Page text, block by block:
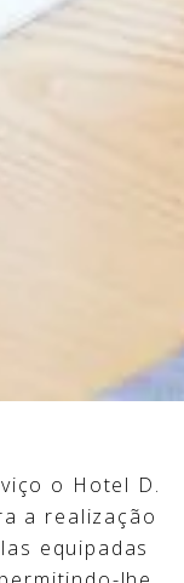
o Hotel D.
a realização
equipadas